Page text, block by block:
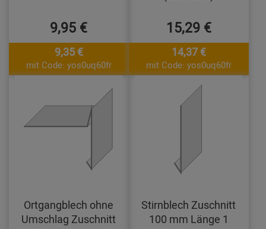
9,95 €
9,35 €
mit Code: yos0uq60fr
15,29 €
14,37 €
mit Code: yos0uq60fr
Ortgangblech ohne
Umschlag Zuschnitt
Stirnblech Zuschnitt
100 mm Länge 1